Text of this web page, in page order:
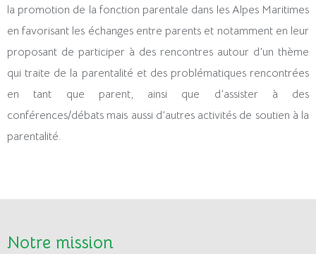
la promotion de la fonction parentale dans les Alpes Maritimes
en favorisant les échanges entre parents et notamment en leur
proposant de participer à des rencontres autour d’un thème
qui traite de la parentalité et des problématiques rencontrées
en tant que parent, ainsi que d’assister à des
conférences/débats mais aussi d’autres activités de soutien à la
parentalité.
Notre mission